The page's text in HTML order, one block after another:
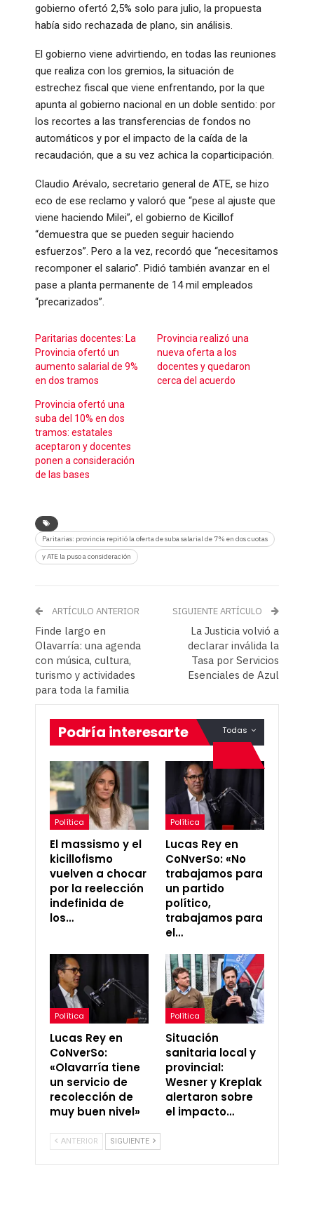
gobierno ofertó 2,5% solo para julio, la propuesta
había sido rechazada de plano, sin análisis.
El gobierno viene advirtiendo, en todas las reuniones
que realiza con los gremios, la situación de
estrechez fiscal que viene enfrentando, por la que
apunta al gobierno nacional en un doble sentido: por
los recortes a las transferencias de fondos no
automáticos y por el impacto de la caída de la
recaudación, que a su vez achica la coparticipación.
Claudio Arévalo, secretario general de ATE, se hizo
eco de ese reclamo y valoró que “pese al ajuste que
viene haciendo Milei”, el gobierno de Kicillof
“demuestra que se pueden seguir haciendo
esfuerzos”. Pero a la vez, recordó que “necesitamos
recomponer el salario”. Pidió también avanzar en el
pase a planta permanente de 14 mil empleados
“precarizados”.
Paritarias docentes: La
Provincia ofertó un
aumento salarial de 9%
en dos tramos
Provincia realizó una
nueva oferta a los
docentes y quedaron
cerca del acuerdo
Provincia ofertó una
suba del 10% en dos
tramos: estatales
aceptaron y docentes
ponen a consideración
de las bases
Paritarias: provincia repitió la oferta de suba salarial de 7% en dos cuotas
y ATE la puso a consideración
ARTÍCULO ANTERIOR
Finde largo en
Olavarría: una agenda
con música, cultura,
turismo y actividades
para toda la familia
SIGUIENTE ARTÍCULO
La Justicia volvió a
declarar inválida la
Tasa por Servicios
Esenciales de Azul
Todas
Podría interesarte
Política
El massismo y el
kicillofismo
vuelven a chocar
por la reelección
indefinida de
los…
Política
Lucas Rey en
CoNverSo: «No
trabajamos para
un partido
político,
trabajamos para
el…
Política
Lucas Rey en
CoNverSo:
«Olavarría tiene
un servicio de
recolección de
muy buen nivel»
Política
Situación
sanitaria local y
provincial:
Wesner y Kreplak
alertaron sobre
el impacto…
ANTERIOR SIGUIENTE